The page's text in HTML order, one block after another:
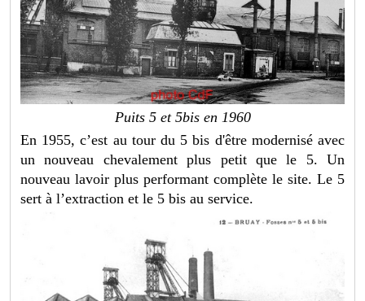
Puits 5 et 5bis en 1960
En 1955, c’est au tour du 5 bis d'être modernisé avec
un nouveau chevalement plus petit que le 5. Un
nouveau lavoir plus performant complète le site. Le 5
sert à l’extraction et le 5 bis au service.